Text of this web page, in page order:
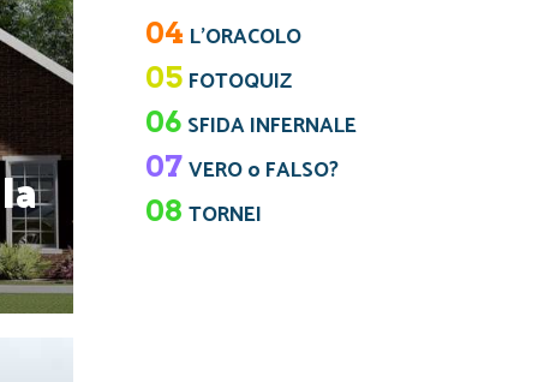
04 L’ORACOLO
05 FOTOQUIZ
06 SFIDA INFERNALE
07VERO o FALSO?
08 TORNEI